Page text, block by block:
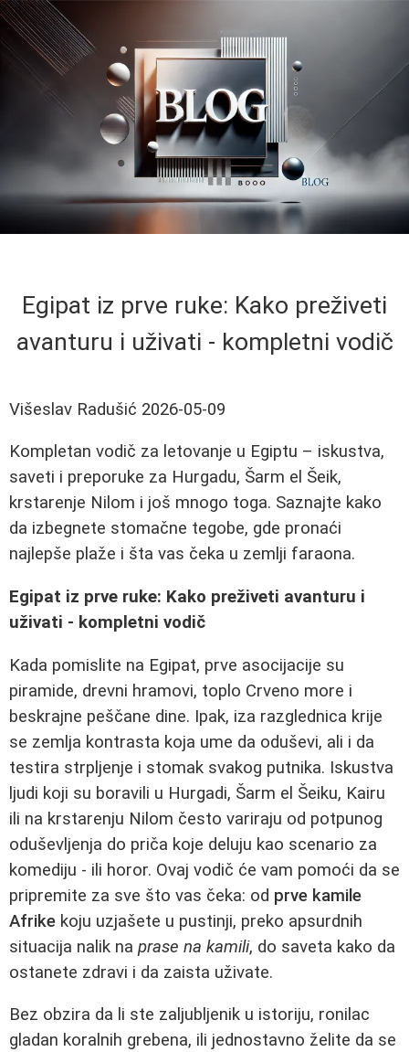
Egipat iz prve ruke: Kako preživeti
avanturu i uživati - kompletni vodič
Višeslav Radušić 2026-05-09
Kompletan vodič za letovanje u Egiptu – iskustva,
saveti i preporuke za Hurgadu, Šarm el Šeik,
krstarenje Nilom i još mnogo toga. Saznajte kako
da izbegnete stomačne tegobe, gde pronaći
najlepše plaže i šta vas čeka u zemlji faraona.
Egipat iz prve ruke: Kako preživeti avanturu i
uživati - kompletni vodič
Kada pomislite na Egipat, prve asocijacije su
piramide, drevni hramovi, toplo Crveno more i
beskrajne peščane dine. Ipak, iza razglednica krije
se zemlja kontrasta koja ume da oduševi, ali i da
testira strpljenje i stomak svakog putnika. Iskustva
ljudi koji su boravili u Hurgadi, Šarm el Šeiku, Kairu
ili na krstarenju Nilom često variraju od potpunog
oduševljenja do priča koje deluju kao scenario za
komediju - ili horor. Ovaj vodič će vam pomoći da se
pripremite za sve što vas čeka: od prve kamile
Afrike koju uzjašete u pustinji, preko apsurdnih
situacija nalik na prase na kamili, do saveta kako da
ostanete zdravi i da zaista uživate.
Bez obzira da li ste zaljubljenik u istoriju, ronilac
gladan koralnih grebena, ili jednostavno želite da se